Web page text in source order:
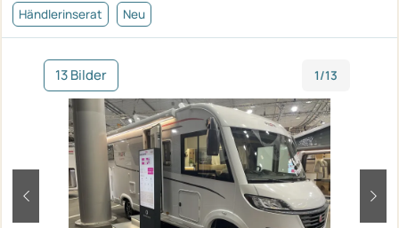
Händlerinserat Neu
13 Bilder 1/13
zurück